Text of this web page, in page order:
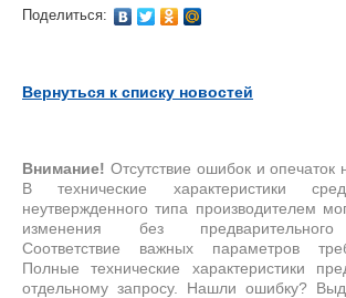
Поделиться:
Вернуться к списку новостей
Внимание! Отсутствие ошибок и опечаток
В технические характеристики
неутвержденного типа производителем
изменения без предварительного
Соответствие важных параметров
Полные технические характеристики
отдельному запросу. Нашли ошибку?